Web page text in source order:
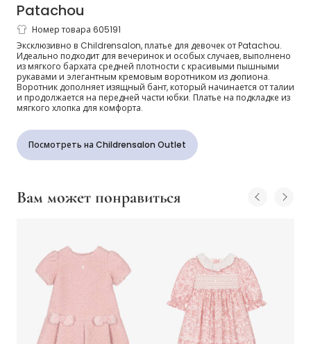
Patachou
Платье бордовое из бархата с кремовым
бантом
Номер товара 605191
Эксклюзивно в Childrensalon, платье для девочек от Patachou.
Идеально подходит для вечеринок и особых случаев, выполнено
из мягкого бархата средней плотности с красивыми пышными
рукавами и элегантным кремовым воротником из дюпиона.
Воротник дополняет изящный бант, который начинается от талии
и продолжается на передней части юбки. Платье на подкладке из
мягкого хлопка для комфорта.
Посмотреть на Childrensalon Outlet
Вам может понравиться